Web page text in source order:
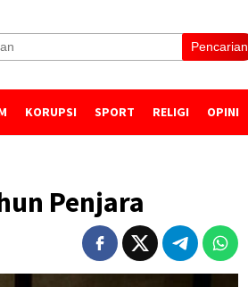
Pencarian
KORUPSI SPORT RELIGI OPINI
Penjara